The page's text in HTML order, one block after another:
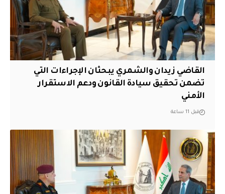
القاضي زيدان والشمري يبحثان الإجراءات التي
تضمن تحقيق سيادة القانون ودعم الاستقرار
الأمني
قبل 11 ساعة